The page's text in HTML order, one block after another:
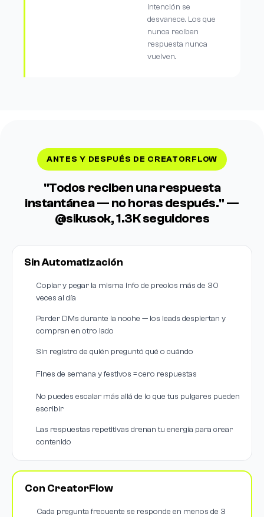
intención se
desvanece. Los que
nunca reciben
respuesta nunca
vuelven.
ANTES Y DESPUÉS DE CREATORFLOW
"Todos reciben una respuesta
instantánea — no horas después." —
@sikusok, 1.3K seguidores
Sin Automatización
Copiar y pegar la misma info de precios más de 30
veces al día
Perder DMs durante la noche — los leads despiertan y
compran en otro lado
Sin registro de quién preguntó qué o cuándo
Fines de semana y festivos = cero respuestas
No puedes escalar más allá de lo que tus pulgares pueden
escribir
Las respuestas repetitivas drenan tu energía para crear
contenido
Con CreatorFlow
Cada pregunta frecuente se responde en menos de 3